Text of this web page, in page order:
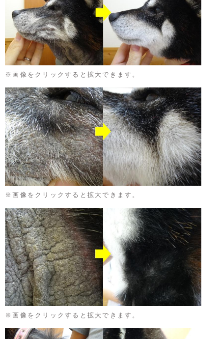
※画像をクリックすると拡大できます。
※画像をクリックすると拡大できます。
※画像をクリックすると拡大できます。